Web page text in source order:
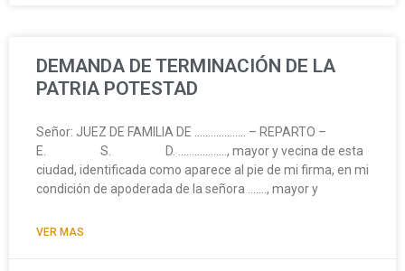
DEMANDA DE TERMINACIÓN DE LA
PATRIA POTESTAD
Señor: JUEZ DE FAMILIA DE ………………. – REPARTO –
E. S. D. ………………, mayor y vecina de esta
ciudad, identificada como aparece al pie de mi firma, en mi
condición de apoderada de la señora ……., mayor y
VER MAS